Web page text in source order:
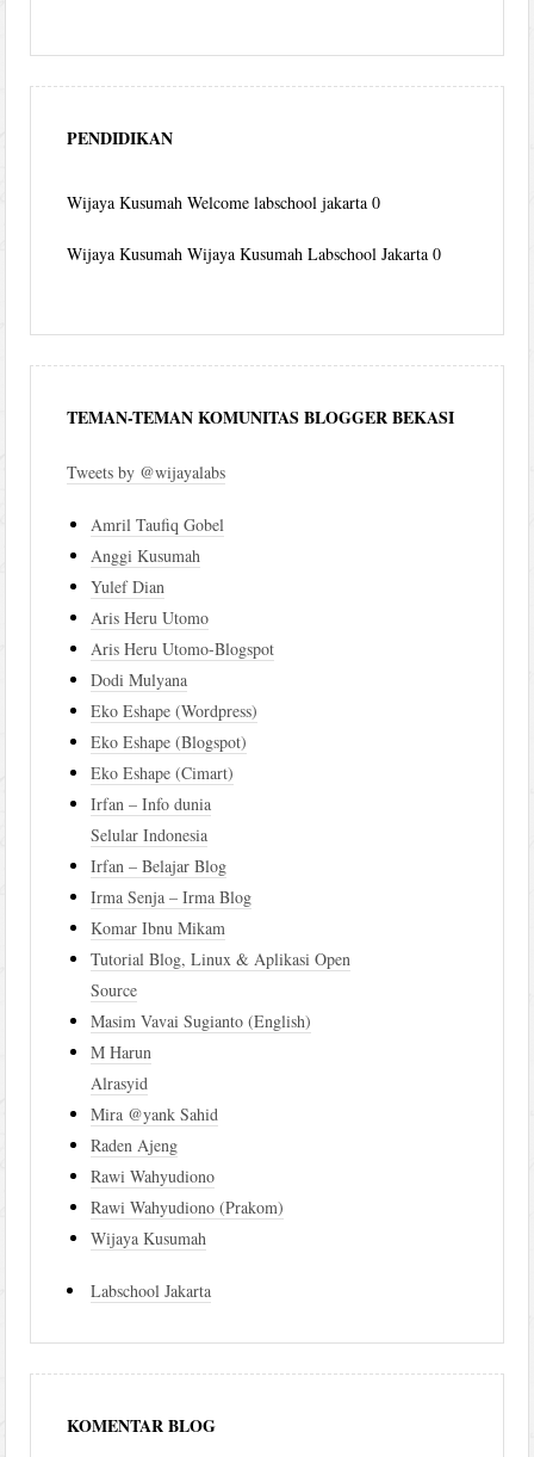
PENDIDIKAN
Wijaya Kusumah Welcome labschool jakarta 0
Wijaya Kusumah Wijaya Kusumah Labschool Jakarta 0
TEMAN-TEMAN KOMUNITAS BLOGGER BEKASI
Tweets by @wijayalabs
Amril Taufiq Gobel
Anggi Kusumah
Yulef Dian
Aris Heru Utomo
Aris Heru Utomo-Blogspot
Dodi Mulyana
Eko Eshape (Wordpress)
Eko Eshape (Blogspot)
Eko Eshape (Cimart)
Irfan – Info dunia
Selular Indonesia
Irfan – Belajar Blog
Irma Senja – Irma Blog
Komar Ibnu Mikam
Tutorial Blog, Linux & Aplikasi Open
Source
Masim Vavai Sugianto (English)
M Harun
Alrasyid
Mira @yank Sahid
Raden Ajeng
Rawi Wahyudiono
Rawi Wahyudiono (Prakom)
Wijaya Kusumah
Labschool Jakarta
KOMENTAR BLOG